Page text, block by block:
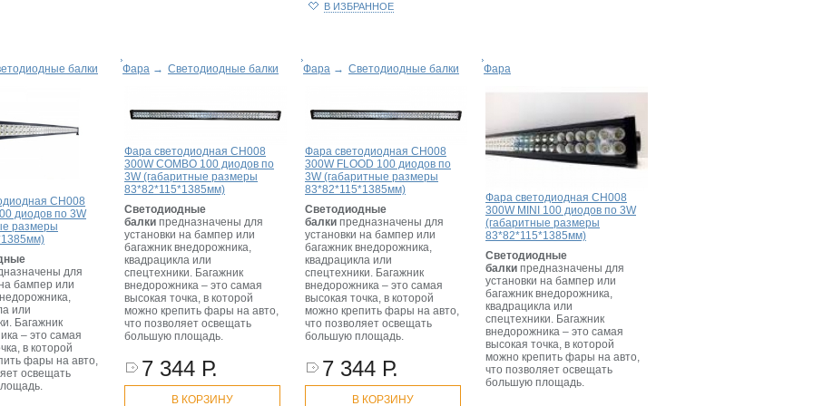
В ИЗБРАННОЕ
балки
CH008
диодов по 3W
размеры
для
бампер или
или
Багажник
– это самая
в которой
фары на авто,
освещать
Фара → Светодиодные балки
Фара светодиодная CH008
300W COMBO 100 диодов по
3W (габаритные размеры
83*82*115*1385мм)
Светодиодные
балки предназначены для
установки на бампер или
багажник внедорожника,
квадрацикла или
спецтехники. Багажник
внедорожника – это самая
высокая точка, в которой
можно крепить фары на авто,
что позволяет освещать
большую площадь.
7 344 Р.
В КОРЗИНУ
Фара → Светодиодные балки
Фара светодиодная CH008
300W FLOOD 100 диодов по
3W (габаритные размеры
83*82*115*1385мм)
Светодиодные
балки предназначены для
установки на бампер или
багажник внедорожника,
квадрацикла или
спецтехники. Багажник
внедорожника – это самая
высокая точка, в которой
можно крепить фары на авто,
что позволяет освещать
большую площадь.
7 344 Р.
В КОРЗИНУ
Фара
Фара светодиодная CH008
300W MINI 100 диодов по 3W
(габаритные размеры
83*82*115*1385мм)
Светодиодные
балки предназначены для
установки на бампер или
багажник внедорожника,
квадрацикла или
спецтехники. Багажник
внедорожника – это самая
высокая точка, в которой
можно крепить фары на авто,
что позволяет освещать
большую площадь.